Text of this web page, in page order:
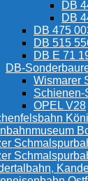
DB
DB
DB 475
DB 515
DB E 71
DB-
Wismarer
Schienen-
OPEL V28